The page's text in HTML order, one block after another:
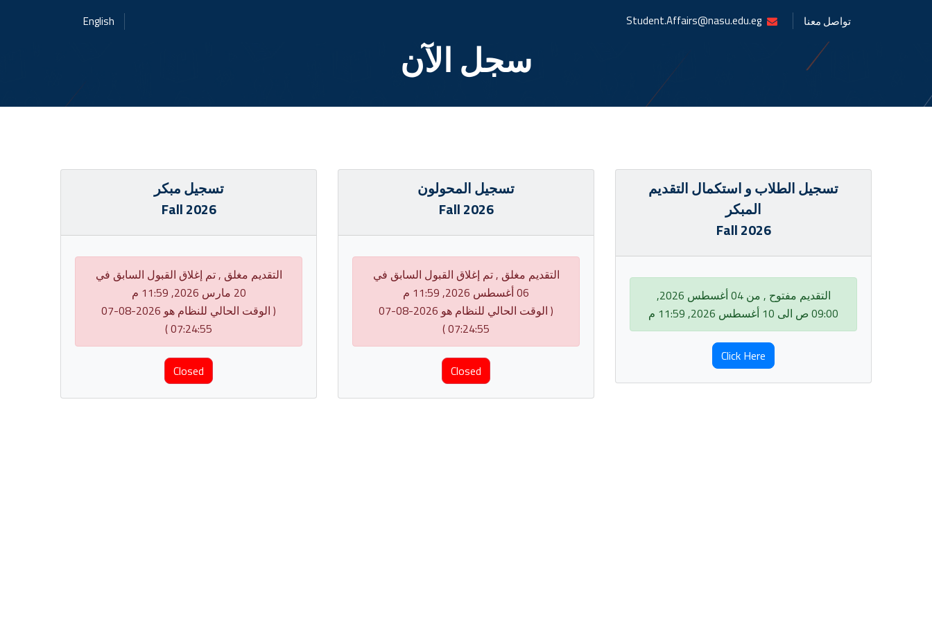
تواصل معنا Student.Affairs@nasu.edu.eg
English
سجل الآن
تسجيل الطلاب و استكمال التقديم
المبكر
Fall 2026
التقديم مفتوح , من 04 أغسطس 2026,
09:00 ص الى 10 أغسطس 2026, 11:59 م
Click Here
تسجيل المحولون
Fall 2026
التقديم مغلق , تم إغلاق القبول السابق في
06 أغسطس 2026, 11:59 م
( الوقت الحالي للنظام هو 2026-08-07
07:24:55 )
Closed
تسجيل مبكر
Fall 2026
التقديم مغلق , تم إغلاق القبول السابق في
20 مارس 2026, 11:59 م
( الوقت الحالي للنظام هو 2026-08-07
07:24:55 )
Closed